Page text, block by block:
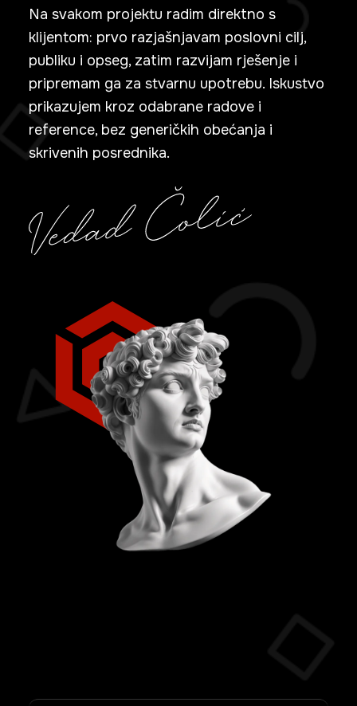
Na svakom projektu radim direktno s
klijentom: prvo razjašnjavam poslovni cilj,
publiku i opseg, zatim razvijam rješenje i
pripremam ga za stvarnu upotrebu. Iskustvo
prikazujem kroz odabrane radove i
reference, bez generičkih obećanja i
skrivenih posrednika.